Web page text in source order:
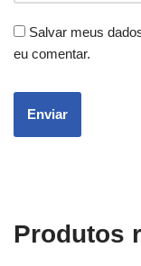
Salvar meus
eu comentar.
Produtos